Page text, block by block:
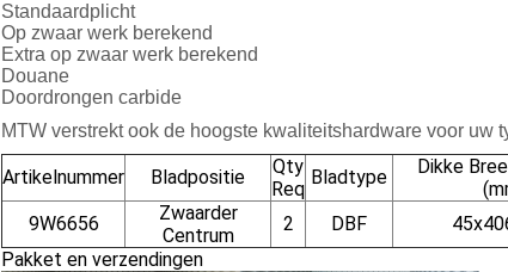
Standaardplicht
Op zwaar werk berekend
Extra op zwaar werk berekend
Douane
Doordrongen carbide
MTW verstrekt ook de hoogste kwaliteitshardware voor uw
Artikelnummer Bladpositie
Qty
Req
Bladtype
Dikke
9W6656
Zwaarder
Centrum
2 DBF
Pakket en verzendingen